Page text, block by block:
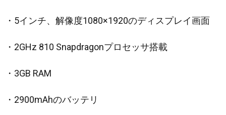
・5インチ、解像度1080×1920のディスプレイ画面
・2GHz 810 Snapdragonプロセッサ搭載
・3GB RAM
・2900mAhのバッテリ